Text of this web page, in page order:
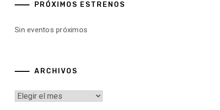
PRÓXIMOS ESTRENOS
Sin eventos próximos
ARCHIVOS
Archivos